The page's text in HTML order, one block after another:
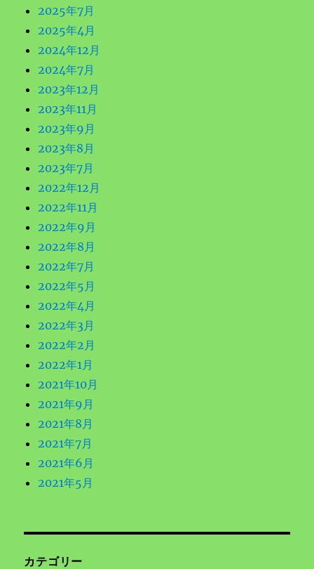
2025年7月
2025年4月
2024年12月
2024年7月
2023年12月
2023年11月
2023年9月
2023年8月
2023年7月
2022年12月
2022年11月
2022年9月
2022年8月
2022年7月
2022年5月
2022年4月
2022年3月
2022年2月
2022年1月
2021年10月
2021年9月
2021年8月
2021年7月
2021年6月
2021年5月
カテゴリー